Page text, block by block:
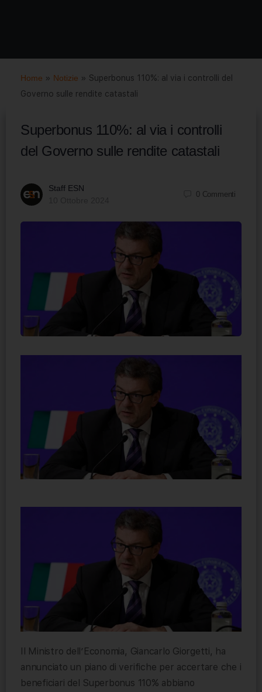
Home » Notizie » Superbonus 110%: al via i controlli del
Governo sulle rendite catastali
Superbonus 110%: al via i controlli
del Governo sulle rendite catastali
Staff ESN
0 Commenti
Il Ministro dell’Economia, Giancarlo Giorgetti, ha
annunciato un piano di verifiche per accertare che i
beneficiari del Superbonus 110% abbiano